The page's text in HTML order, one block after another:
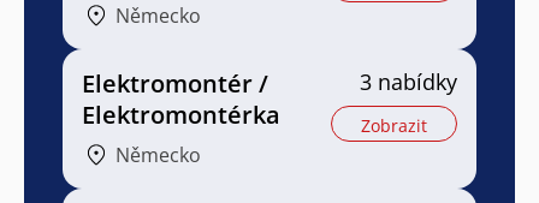
Německo
Elektromontér /
Elektromontérka
Německo
3 nabídky
Zobrazit